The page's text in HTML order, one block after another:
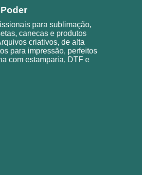
para sublimação,
canecas e produtos
criativos, de alta
para impressão, perfeitos
com estamparia, DTF e